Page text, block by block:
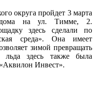
округа пройдет 3 марта
на ул. Тимме, 2.
здесь сделали по
среда». Она имеет
зимой превращать
здесь также была
Инвест».